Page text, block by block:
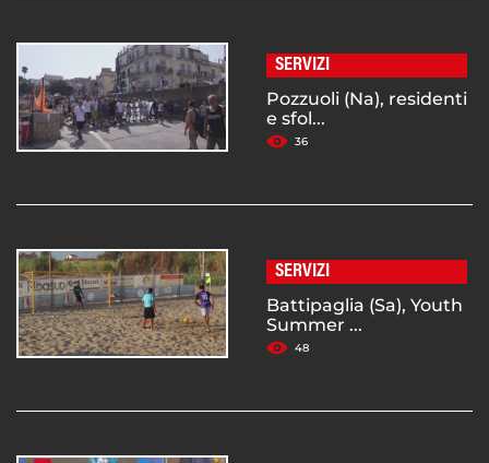
SERVIZI
Pozzuoli (Na), residenti
e sfol...
36
SERVIZI
Battipaglia (Sa), Youth
Summer ...
48